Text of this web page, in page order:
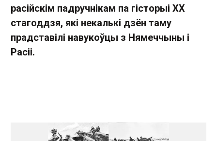
расійскім падручнікам па гісторыі ХХ
стагоддзя, які некалькі дзён таму
прадставілі навукоўцы з Нямеччыны і
Расіі.